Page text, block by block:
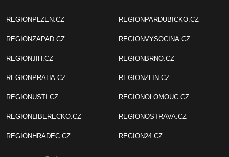
REGIONPLZEN.CZ
REGIONZAPAD.CZ
REGIONJIH.CZ
REGIONPRAHA.CZ
REGIONUSTI.CZ
REGIONLIBERECKO.CZ
REGIONHRADEC.CZ
REGIONPARDUBICKO.CZ
REGIONVYSOCINA.CZ
REGIONBRNO.CZ
REGIONZLIN.CZ
REGIONOLOMOUC.CZ
REGIONOSTRAVA.CZ
REGION24.CZ